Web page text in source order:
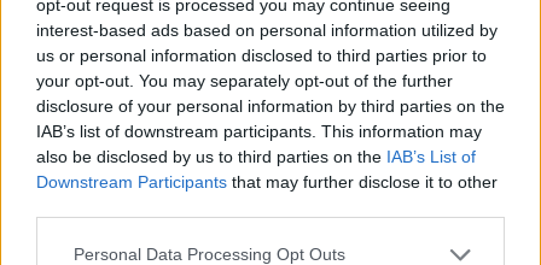
opt-out request is processed you may continue seeing
interest-based ads based on personal information utilized by
us or personal information disclosed to third parties prior to
your opt-out. You may separately opt-out of the further
disclosure of your personal information by third parties on the
IAB’s list of downstream participants. This information may
also be disclosed by us to third parties on the IAB’s List of
Downstream Participants that may further disclose it to other
Personal Data Processing Opt Outs